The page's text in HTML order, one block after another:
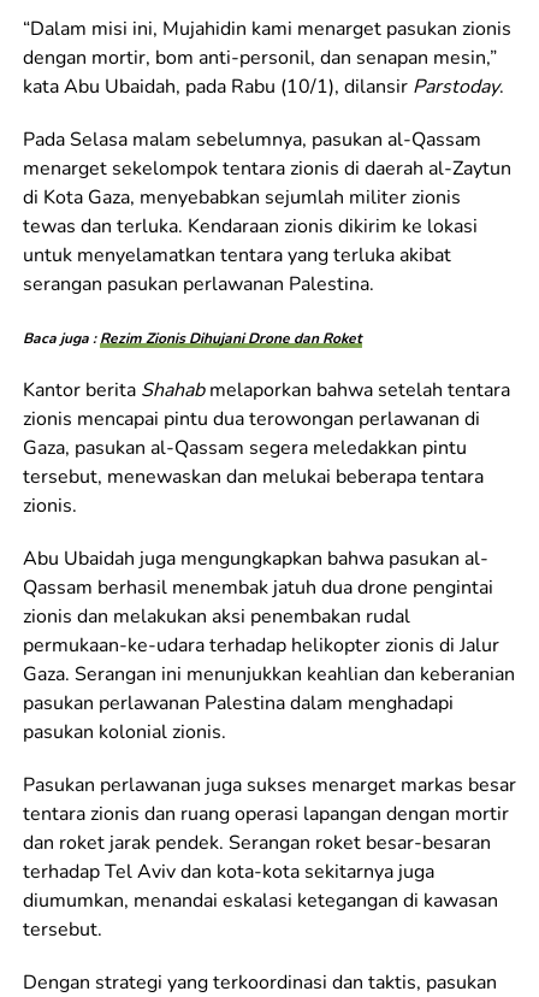
“Dalam misi ini, Mujahidin kami menarget pasukan zionis
dengan mortir, bom anti-personil, dan senapan mesin,”
kata Abu Ubaidah, pada Rabu (10/1), dilansir Parstoday.
Pada Selasa malam sebelumnya, pasukan al-Qassam
menarget sekelompok tentara zionis di daerah al-Zaytun
di Kota Gaza, menyebabkan sejumlah militer zionis
tewas dan terluka. Kendaraan zionis dikirim ke lokasi
untuk menyelamatkan tentara yang terluka akibat
serangan pasukan perlawanan Palestina.
Baca juga :Rezim Zionis Dihujani Drone dan Roket
Kantor berita Shahabmelaporkan bahwa setelah tentara
zionis mencapai pintu dua terowongan perlawanan di
Gaza, pasukan al-Qassam segera meledakkan pintu
tersebut, menewaskan dan melukai beberapa tentara
zionis.
Abu Ubaidah juga mengungkapkan bahwa pasukan al-
Qassam berhasil menembak jatuh dua drone pengintai
zionis dan melakukan aksi penembakan rudal
permukaan-ke-udara terhadap helikopter zionis di Jalur
Gaza. Serangan ini menunjukkan keahlian dan keberanian
pasukan perlawanan Palestina dalam menghadapi
pasukan kolonial zionis.
Pasukan perlawanan juga sukses menarget markas besar
tentara zionis dan ruang operasi lapangan dengan mortir
dan roket jarak pendek. Serangan roket besar-besaran
terhadap Tel Aviv dan kota-kota sekitarnya juga
diumumkan, menandai eskalasi ketegangan di kawasan
tersebut.
Dengan strategi yang terkoordinasi dan taktis, pasukan